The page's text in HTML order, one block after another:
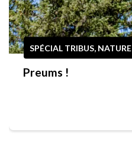
SPÉCIAL TRIBUS, NATURE
Preums !